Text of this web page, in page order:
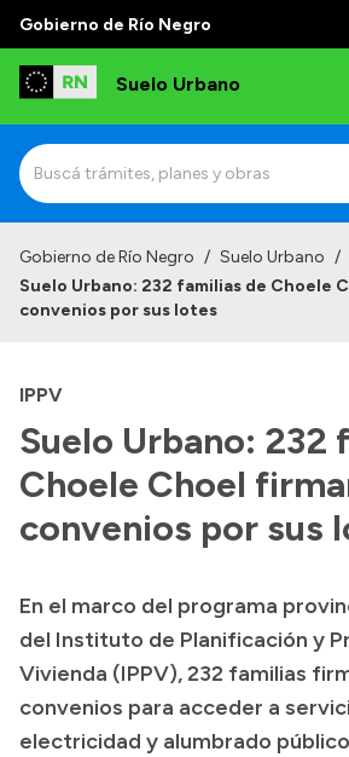
Gobierno de Río Negro
Suelo Urbano
Gobierno de Río Negro / Suelo Urbano /
Suelo Urbano: 232 familias de Choele
convenios por sus lotes
IPPV
Suelo Urbano: 232
Choele Choel
convenios por sus
En el marco del programa
del Instituto de Planificación y
Vivienda (IPPV), 232 familias
convenios para acceder a
electricidad y alumbrado